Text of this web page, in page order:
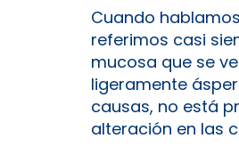
Cuando
referimos casi
mucosa que se
ligeramente
causas, no está
alteración en las